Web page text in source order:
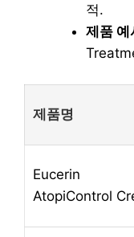
적.
제품 예
제품명
Eucerin
AtopiControl